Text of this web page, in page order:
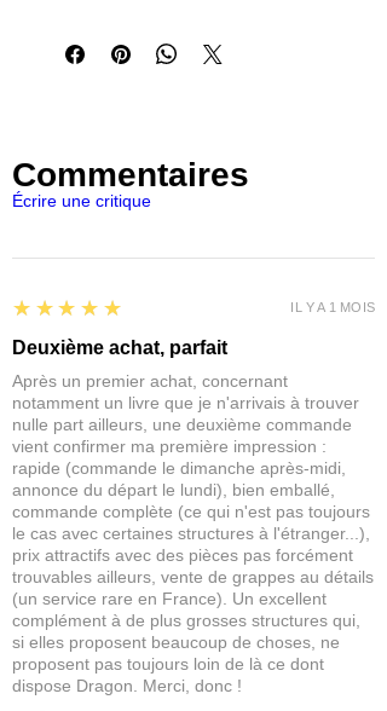
aient résisté si longtemps témoigne de
l'habileté des Dwemers et des
inévitablement les âmes aventureuses
dans des chambres souterraines, où
des machines extraordinaires peuvent
Avancez prudemment dans ces
couloirs déserts et priez pour que les
rencontrez ouvrent de nouvelles voies,
au lieu d'invoquer des gardiens
mécaniques ou d'activer des pièges
enflammés. Si vous survivez à de telles
rencontres, vous pouvez récolter de
grandes récompenses.
L'étrange métal ressemblant à du
bronze utilisé dans une grande partie
de l'ingénierie des Dwemers est une
ressource précieuse qui peut être pillée
dans des coffres solides découverts
dans leurs forteresses encore actives.
Malgré le danger, il y a beaucoup à
Commentaires
Écrire une critique
5
★★★★★
Deuxième achat, parfait
Après un premier achat, concernant
notamment un livre que je n'arrivais à trouver
nulle part ailleurs, une deuxième commande
vient confirmer ma première impression :
rapide (commande le dimanche après-midi,
annonce du départ le lundi), bien emballé,
commande complète (ce qui n'est pas toujours
le cas avec certaines structures à l'étranger...),
prix attractifs avec des pièces pas forcément
trouvables ailleurs, vente de grappes au détails
(un service rare en France). Un excellent
complément à de plus grosses structures qui,
si elles proposent beaucoup de choses, ne
proposent pas toujours loin de là ce dont
dispose Dragon. Merci, donc !
IL Y A 1 MOIS